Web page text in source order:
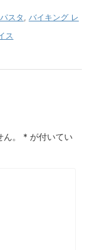
スタ
バイキング レ
ス
。 * が付いてい